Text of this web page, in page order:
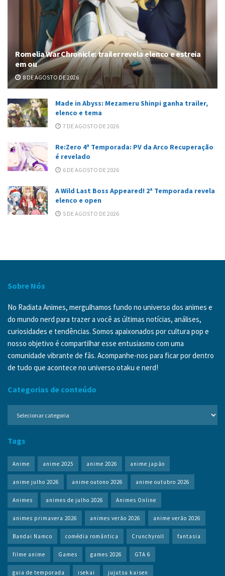
Romelia War Chronicle: trailer revela elenco e estreia
em ou
8 DE AGOSTO DE 2026
Made in Abyss: Mezameru Shinpi ganha trailer,
elenco e tema
7 DE AGOSTO DE 2026
Re:Zero 4ª Temporada: PV da Arco Recuperação
é revelado
6 DE AGOSTO DE 2026
A Wild Last Boss Appeared! 2ª Temporada revela
elenco e open
5 DE AGOSTO DE 2026
Sobre Nós
No Radiata Animes, mergulhamos fundo no universo dos animes e
do mundo nerd para trazer a você as últimas notícias, análises,
curiosidades e tendências. Somos apaixonados por cultura pop e
nosso objetivo é compartilhar esse entusiasmo com uma
comunidade vibrante de fãs. Acompanhe-nos para ficar por dentro
de tudo que acontece no universo otaku e nerd!
Categorias de conteúdo
Tags
Anime anime 2025 anime 2026 anime japão
anime julho 2026 anime outono 2026 anime outubro 2026
Animes animes de julho 2026 Animes Online
animes primavera 2026 animes verão 2026 anime verão 2026
Bandai Namco comédia romântica Crunchyroll fantasia
filme anime Games games 2026 GTA 6
guia de temporada isekai jujutsu kaisen